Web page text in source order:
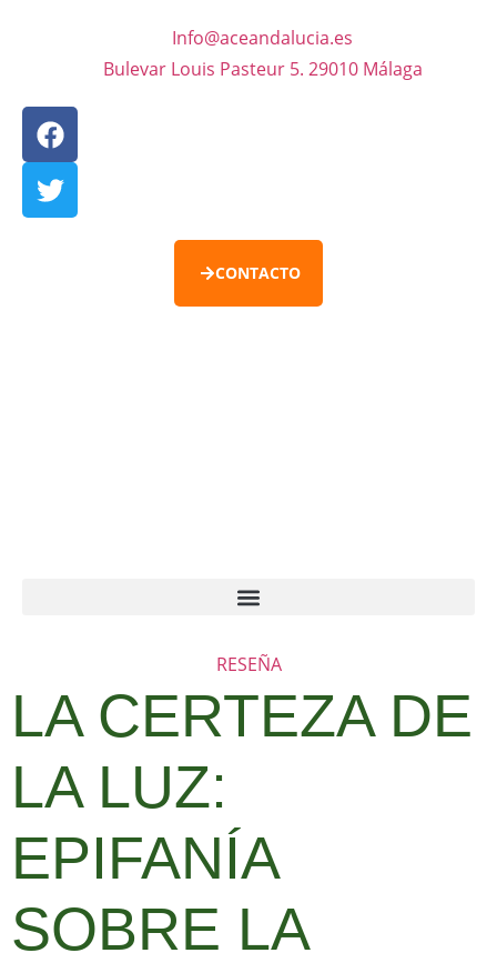
Info@aceandalucia.es
Bulevar Louis Pasteur 5. 29010 Málaga
CONTACTO
RESEÑA
LA CERTEZA DE
LA LUZ:
EPIFANÍA
SOBRE LA